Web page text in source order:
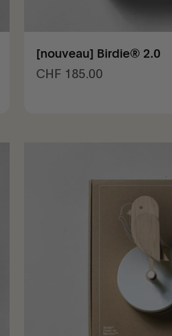
[nouveau] Birdie® 2.0
Prix de vente
CHF 185.00